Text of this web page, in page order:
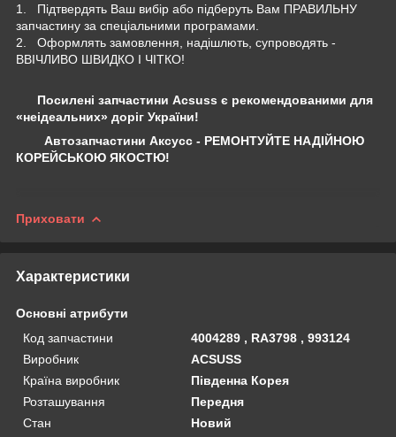
1. Підтвердять Ваш вибір або підберуть Вам ПРАВИЛЬНУ
запчастину за спеціальними програмами.
2. Оформлять замовлення, надішлють, супроводять -
ВВІЧЛИВО ШВИДКО І ЧІТКО!
Посилені запчастини Acsuss є рекомендованими для
«неідеальних» доріг України!
Автозапчастини Аксусс - РЕМОНТУЙТЕ НАДІЙНОЮ
КОРЕЙСЬКОЮ ЯКОСТЮ!
Приховати
Характеристики
Основні атрибути
Код запчастини
4004289 , RA3798 , 993124
Виробник
ACSUSS
Країна виробник
Південна Корея
Розташування
Передня
Стан
Новий